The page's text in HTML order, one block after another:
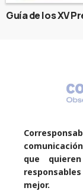
Guía de los XV
que
mejor.